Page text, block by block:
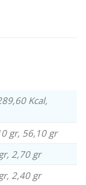
Kcal,
gr, 56,10 gr
2,70 gr
2,40 gr